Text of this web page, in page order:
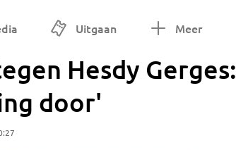
Uitgaan Meer
Hesdy Gerges:
door'